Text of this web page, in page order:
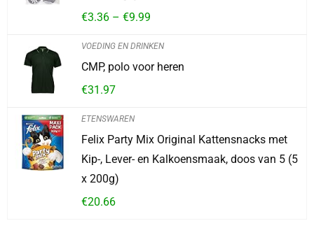
€3.36 – €9.99
VOEDING EN DRINKEN
CMP, polo voor heren
€31.97
ETENSWAREN
Felix Party Mix Original Kattensnacks met
Kip-, Lever- en Kalkoensmaak, doos van 5 (5
x 200g)
€20.66